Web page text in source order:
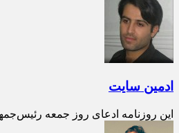
ادمین سایت
این روزنامه ادعای روز جمعه